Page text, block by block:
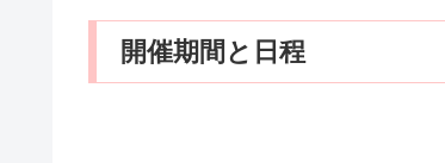
開催期間と日程